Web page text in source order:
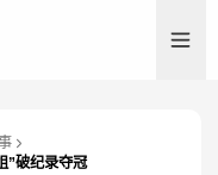
”破纪录夺冠